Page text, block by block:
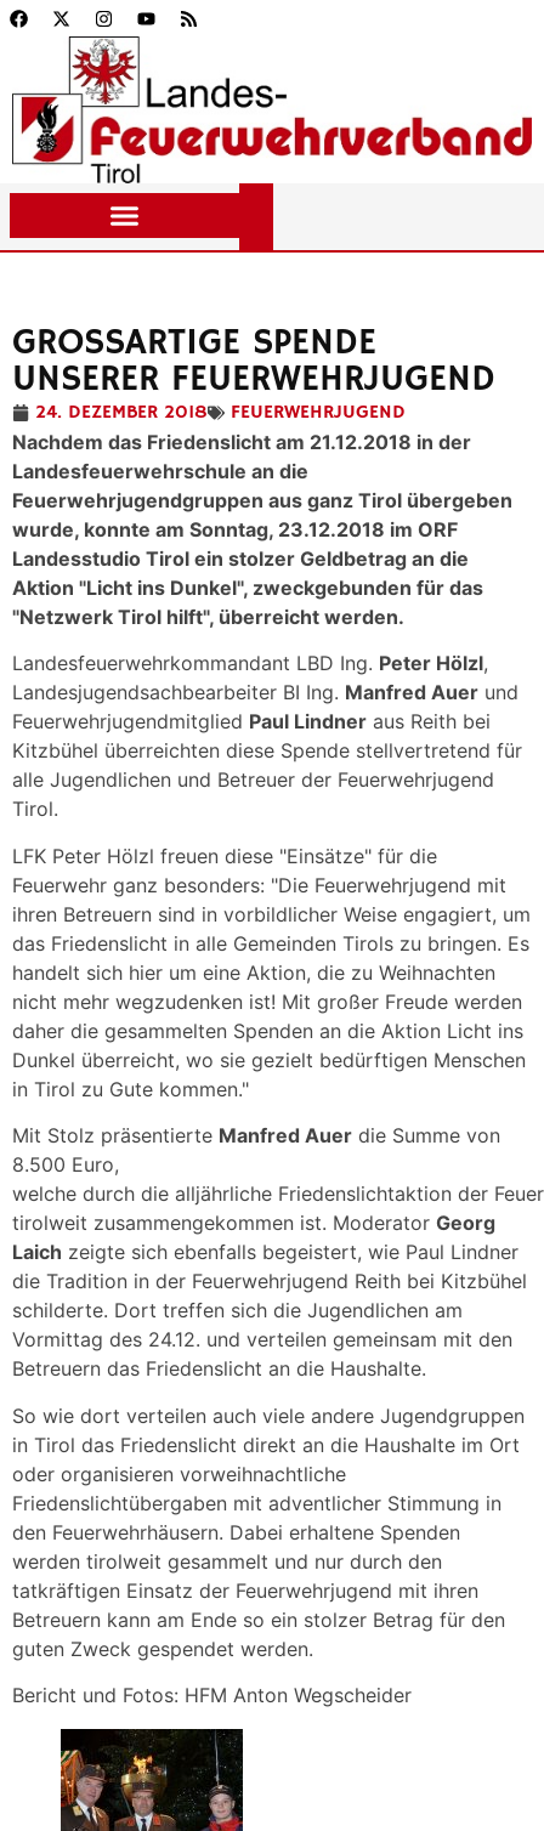
GROSSARTIGE SPENDE U
NSERER FEUERWEHRJUGEND
24. DEZEMBER 2018
FEUERWEHRJUGEND
Nachdem das Friedenslicht am 21.12.2018 in der
Landesfeuerwehrschule an die
Feuerwehrjugendgruppen aus ganz Tirol übergeben
wurde, konnte am Sonntag, 23.12.2018 im ORF
Landesstudio Tirol ein stolzer Geldbetrag an die
Aktion "Licht ins Dunkel", zweckgebunden für das
"Netzwerk Tirol hilft", überreicht werden.
Landesfeuerwehrkommandant LBD Ing. Peter Hölzl,
Landesjugendsachbearbeiter BI Ing. Manfred Auer und
Feuerwehrjugendmitglied Paul Lindner aus Reith bei
Kitzbühel überreichten diese Spende stellvertretend für
alle Jugendlichen und Betreuer der Feuerwehrjugend
Tirol.
LFK Peter Hölzl freuen diese "Einsätze" für die
Feuerwehr ganz besonders: "Die Feuerwehrjugend mit
ihren Betreuern sind in vorbildlicher Weise engagiert, um
das Friedenslicht in alle Gemeinden Tirols zu bringen. Es
handelt sich hier um eine Aktion, die zu Weihnachten
nicht mehr wegzudenken ist! Mit großer Freude werden
daher die gesammelten Spenden an die Aktion Licht ins
Dunkel überreicht, wo sie gezielt bedürftigen Menschen
in Tirol zu Gute kommen."
Mit Stolz präsentierte Manfred Auer die Summe von
8.500 Euro,
welche durch die alljährliche Friedenslichtaktion der
tirolweit zusammengekommen ist. Moderator Georg
Laich zeigte sich ebenfalls begeistert, wie Paul Lindner
die Tradition in der Feuerwehrjugend Reith bei Kitzbühel
schilderte. Dort treffen sich die Jugendlichen am
Vormittag des 24.12. und verteilen gemeinsam mit den
Betreuern das Friedenslicht an die Haushalte.
So wie dort verteilen auch viele andere Jugendgruppen
in Tirol das Friedenslicht direkt an die Haushalte im Ort
oder organisieren vorweihnachtliche
Friedenslichtübergaben mit adventlicher Stimmung in
den Feuerwehrhäusern. Dabei erhaltene Spenden
werden tirolweit gesammelt und nur durch den
tatkräftigen Einsatz der Feuerwehrjugend mit ihren
Betreuern kann am Ende so ein stolzer Betrag für den
guten Zweck gespendet werden.
Bericht und Fotos: HFM Anton Wegscheider